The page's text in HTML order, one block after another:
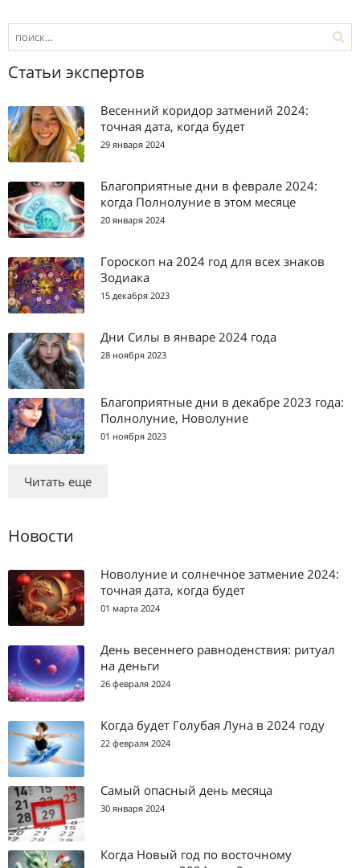
Статьи экспертов
Весенний коридор затмений 2024:
точная дата, когда будет
29 января 2024
Благоприятные дни в феврале 2024:
когда Полнолуние в этом месяце
20 января 2024
Гороскоп на 2024 год для всех знаков
Зодиака
15 декабря 2023
Дни Силы в январе 2024 года
28 ноября 2023
Благоприятные дни в декабре 2023 года:
Полнолуние, Новолуние
01 ноября 2023
Читать еще
Новости
Новолуние и солнечное затмение 2024:
точная дата, когда будет
01 марта 2024
День весеннего равноденствия: ритуал
на деньги
26 февраля 2024
Когда будет Голубая Луна в 2024 году
22 февраля 2024
Самый опасный день месяца
30 января 2024
Когда Новый год по восточному